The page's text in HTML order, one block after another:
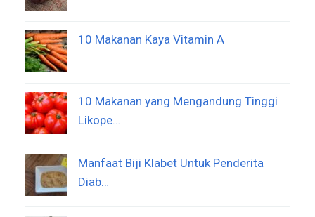
10 Makanan Kaya Vitamin A
10 Makanan yang Mengandung Tinggi
Likope…
Manfaat Biji Klabet Untuk Penderita
Diab…